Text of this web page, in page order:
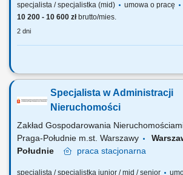
specjalista / specjalistka (mid) umowa o pracę
10 200 - 10 600 złbrutto/mies.
2 dni
Będziesz odpowiadać za: nadzór nad
opiniowanie dokumentacji projektowej i
zieleni, uzyskiwanie pozwoleń na usunięcie drzew
Specjalista w Administracji
Nieruchomości
Zakład Gospodarowania
Praga-Południe m.st. Warszawy
Południe
praca stacjonarna
specjalista / specjalistka junior / mid / senior